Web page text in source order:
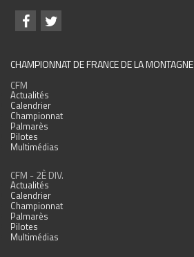
CHAMPIONNAT DE FRANCE DE LA MONTAGNE
CFM
Actualités
Calendrier
Championnat
Palmarès
Pilotes
Multimédias
CFM - 2È DIV.
Actualités
Calendrier
Championnat
Palmarès
Pilotes
Multimédias